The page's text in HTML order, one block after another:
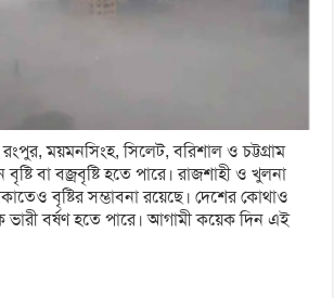
রংপুর, ময়মনসিংহ, সিলেট, বরিশাল ও চট্টগ্রাম
বা বজ্রবৃষ্টি হতে পারে। রাজশাহী ও খুলনা
বৃষ্টির সম্ভাবনা রয়েছে। দেশের কোথাও
ভারী বর্ষণ হতে পারে। আগামী কয়েক দিন এই